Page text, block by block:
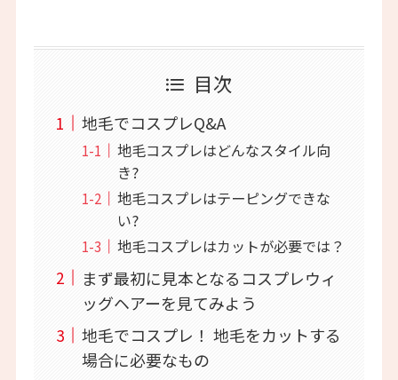
目次
地毛でコスプレQ&A
地毛コスプレはどんなスタイル向
き?
地毛コスプレはテーピングできな
い?
地毛コスプレはカットが必要では？
まず最初に見本となるコスプレウィ
ッグヘアーを見てみよう
地毛でコスプレ！ 地毛をカットする
場合に必要なもの